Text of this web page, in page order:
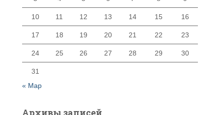
10 11 12 13 14 15 16
17 18 19 20 21 22 23
24 25 26 27 28 29 30
31
« Мар